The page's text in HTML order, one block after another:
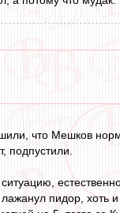
что Мешков
подпустили.
пидор, хоть